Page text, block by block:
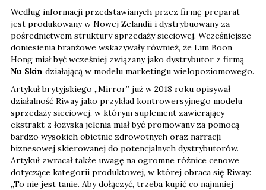
Według informacji przedstawianych przez firmę preparat
jest produkowany w Nowej Zelandii i dystrybuowany za
pośrednictwem struktury sprzedaży sieciowej. Wcześniejsze
doniesienia branżowe wskazywały również, że Lim Boon
Hong miał być wcześniej związany jako dystrybutor z firmą
Nu Skin działającą w modelu marketingu wielopoziomowego.
Artykuł brytyjskiego „Mirror” już w 2018 roku opisywał
działalność Riway jako przykład kontrowersyjnego modelu
sprzedaży sieciowej, w którym suplement zawierający
ekstrakt z łożyska jelenia miał być promowany za pomocą
bardzo wysokich obietnic zdrowotnych oraz narracji
biznesowej skierowanej do potencjalnych dystrybutorów.
Artykuł zwracał także uwagę na ogromne różnice cenowe
dotyczące kategorii produktowej, w której obraca się Riway: ​​
„To nie jest tanie. Aby dołączyć, trzeba kupić co najmniej